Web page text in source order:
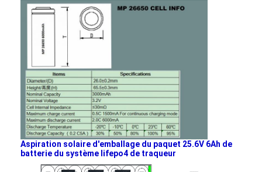
Aspiration solaire d'emballage du paquet 25.6V 6Ah de
batterie du système lifepo4 de traqueur